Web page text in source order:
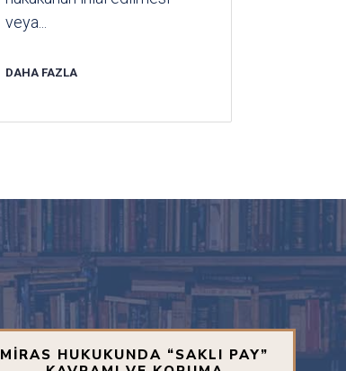
veya...
DAHA FAZLA
MİRAS HUKUKUNDA “SAKLI PAY”